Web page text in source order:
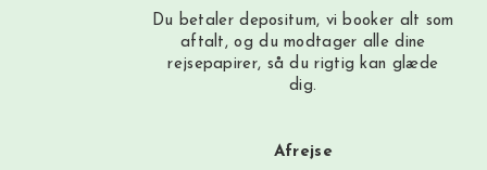
Du betaler depositum, vi booker alt som
aftalt, og du modtager alle dine
rejsepapirer, så du rigtig kan glæde
dig.
Afrejse